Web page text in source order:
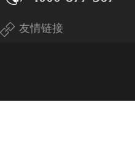
友情链接